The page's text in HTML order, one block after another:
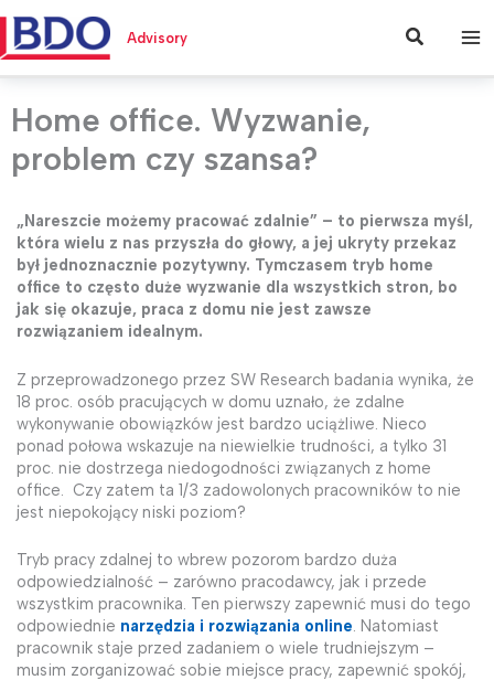
treści
Advisory Szukaj
Home office. Wyzwanie,
problem czy szansa?
„Nareszcie możemy pracować zdalnie” – to pierwsza myśl,
która wielu z nas przyszła do głowy, a jej ukryty przekaz
był jednoznacznie pozytywny. Tymczasem tryb home
office to często duże wyzwanie dla wszystkich stron, bo
jak się okazuje, praca z domu nie jest zawsze
rozwiązaniem idealnym.
Z przeprowadzonego przez SW Research badania wynika, że
18 proc. osób pracujących w domu uznało, że zdalne
wykonywanie obowiązków jest bardzo uciążliwe. Nieco
ponad połowa wskazuje na niewielkie trudności, a tylko 31
proc. nie dostrzega niedogodności związanych z home
office. Czy zatem ta 1/3 zadowolonych pracowników to nie
jest niepokojący niski poziom?
Tryb pracy zdalnej to wbrew pozorom bardzo duża
odpowiedzialność – zarówno pracodawcy, jak i przede
wszystkim pracownika. Ten pierwszy zapewnić musi do tego
odpowiednie narzędzia i rozwiązania online. Natomiast
pracownik staje przed zadaniem o wiele trudniejszym –
musim zorganizować sobie miejsce pracy, zapewnić spokój,